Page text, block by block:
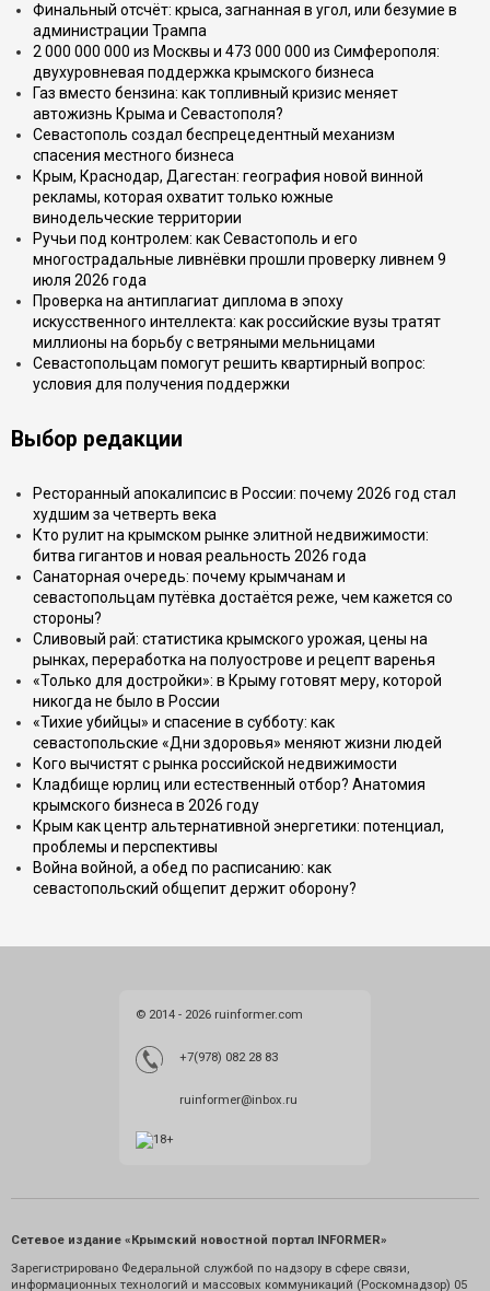
Финальный отсчёт: крыса, загнанная в угол, или безумие в
администрации Трампа
2 000 000 000 из Москвы и 473 000 000 из Симферополя:
двухуровневая поддержка крымского бизнеса
Газ вместо бензина: как топливный кризис меняет
автожизнь Крыма и Севастополя?
Севастополь создал беспрецедентный механизм
спасения местного бизнеса
Крым, Краснодар, Дагестан: география новой винной
рекламы, которая охватит только южные
винодельческие территории
Ручьи под контролем: как Севастополь и его
многострадальные ливнёвки прошли проверку ливнем 9
июля 2026 года
Проверка на антиплагиат диплома в эпоху
искусственного интеллекта: как российские вузы тратят
миллионы на борьбу с ветряными мельницами
Севастопольцам помогут решить квартирный вопрос:
условия для получения поддержки
Выбор редакции
Ресторанный апокалипсис в России: почему 2026 год стал
худшим за четверть века
Кто рулит на крымском рынке элитной недвижимости:
битва гигантов и новая реальность 2026 года
Санаторная очередь: почему крымчанам и
севастопольцам путёвка достаётся реже, чем кажется со
стороны?
Сливовый рай: статистика крымского урожая, цены на
рынках, переработка на полуострове и рецепт варенья
«Только для достройки»: в Крыму готовят меру, которой
никогда не было в России
«Тихие убийцы» и спасение в субботу: как
севастопольские «Дни здоровья» меняют жизни людей
Кого вычистят с рынка российской недвижимости
Кладбище юрлиц или естественный отбор? Анатомия
крымского бизнеса в 2026 году
Крым как центр альтернативной энергетики: потенциал,
проблемы и перспективы
Война войной, а обед по расписанию: как
севастопольский общепит держит оборону?
© 2014 - 2026 ruinformer.com
+7(978) 082 28 83
ruinformer@inbox.ru
Сетевое издание «Крымский новостной портал INFORMER»
Зарегистрировано Федеральной службой по надзору в сфере связи,
информационных технологий и массовых коммуникаций (Роскомнадзор) 05